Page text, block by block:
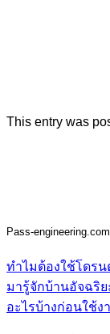
This entry was
Pass-engineering.com
ทำไมต้องใช้โดร
มารู้จักบ้านอัจฉริย
อะไรบ้างก่อนใช้ง